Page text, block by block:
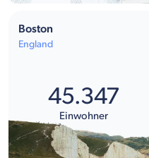
Boston
England
45.347
Einwohner